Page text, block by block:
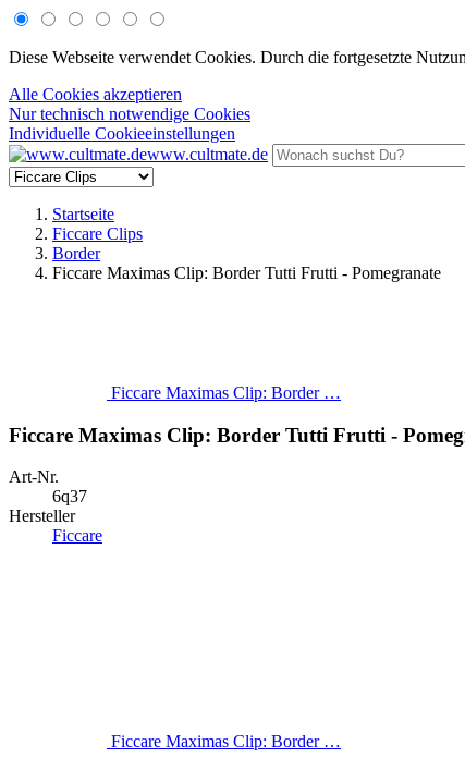
Diese Webseite verwendet Cookies. Durch die fortgesetzte
Alle Cookies akzeptieren
Nur technisch notwendige Cookies
Individuelle Cookieeinstellungen
www.cultmate.de
Startseite
Ficcare Clips
Border
Ficcare Maximas Clip: Border Tutti Frutti - Pomegranate
Ficcare Maximas Clip: Border …
Ficcare Maximas Clip: Border Tutti Frutti -
Art-Nr.
6q37
Hersteller
Ficcare
Ficcare Maximas Clip: Border …